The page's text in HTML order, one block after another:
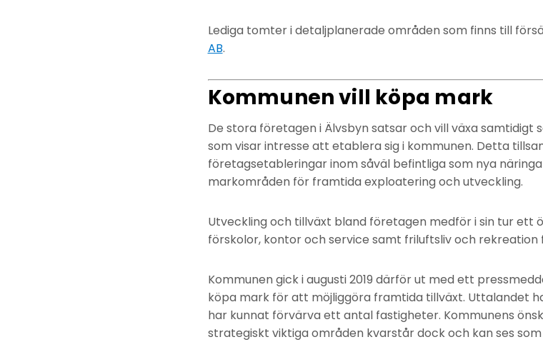
Lediga tomter i detaljplanerade områden som finns till
AB.
Kommunen vill köpa mark
De stora företagen i Älvsbyn satsar och vill växa samtidigt
som visar intresse att etablera sig i kommunen. Detta
företagsetableringar inom såväl befintliga som nya
markområden för framtida exploatering och utveckling.
Utveckling och tillväxt bland företagen medför i sin tur ett
förskolor, kontor och service samt friluftsliv och rekreation
Kommunen gick i augusti 2019 därför ut med ett
köpa mark för att möjliggöra framtida tillväxt. Uttalandet
har kunnat förvärva ett antal fastigheter. Kommunens
strategiskt viktiga områden kvarstår dock och kan ses